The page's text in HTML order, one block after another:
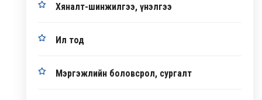
Хяналт-шинжилгээ, үнэлгээ
Ил тод
Мэргэжлийн боловсрол, сургалт